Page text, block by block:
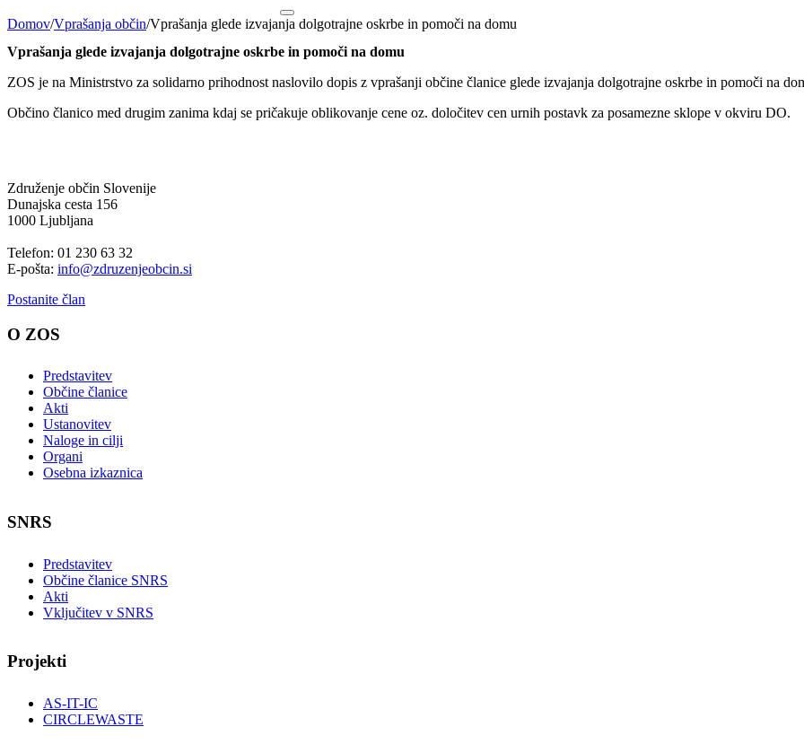
Domov/Vprašanja občin/Vprašanja glede izvajanja dolgotrajne oskrbe in pomoči na domu
Vprašanja glede izvajanja dolgotrajne oskrbe in pomoči na domu
ZOS je na Ministrstvo za solidarno prihodnost naslovilo dopis z vprašanji občine članice glede izvajanja dolgotrajne oskrbe in pomoči na
Občino članico med drugim zanima kdaj se pričakuje oblikovanje cene oz. določitev cen urnih postavk za posamezne sklope v okviru DO.
Združenje občin Slovenije
Dunajska cesta 156
1000 Ljubljana
Telefon: 01 230 63 32
E-pošta: info@zdruzenjeobcin.si
Postanite član
O ZOS
Predstavitev
Občine članice
Akti
Ustanovitev
Naloge in cilji
Organi
Osebna izkaznica
SNRS
Predstavitev
Občine članice SNRS
Akti
Vključitev v SNRS
Projekti
AS-IT-IC
CIRCLEWASTE